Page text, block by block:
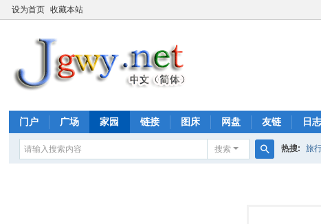
设为首页 收藏本站
门户 广场 家园 链接 图床 网盘 友链 日志
搜索 热搜: 旅